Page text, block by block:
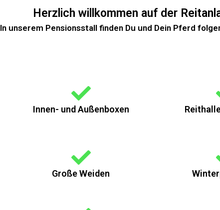
Herzlich willkommen auf der
In unserem Pensionsstall finden Du und Dein Pferd
Innen- und Außenboxen
Große Weiden